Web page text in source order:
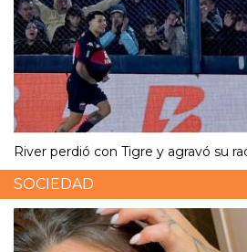
River perdió con Tigre y agravó su
SOCIEDAD